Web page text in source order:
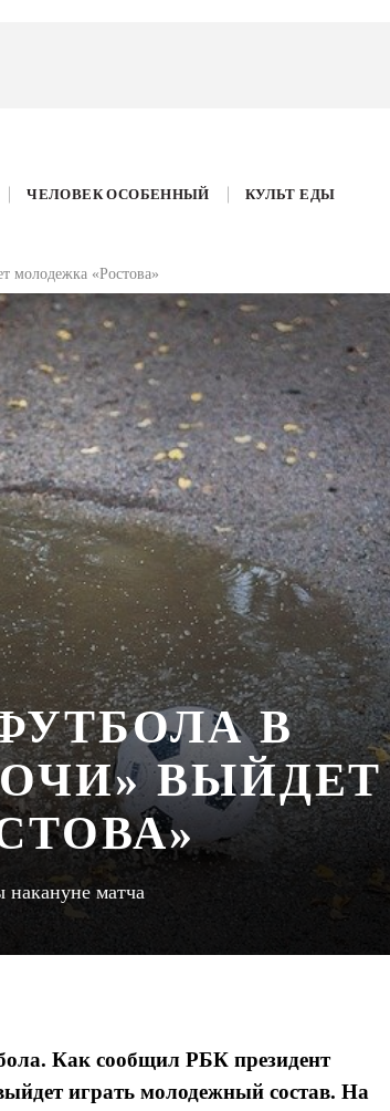
ЧЕЛОВЕК ОСОБЕННЫЙ КУЛЬТ ЕДЫ
молодежка «Ростова»
В
ВЫЙДЕТ
матча
Как сообщил РБК президент
играть молодежный состав. На